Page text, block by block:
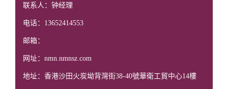
联系人：钟经理
电话：13652414553
邮箱：
网址：nmn.nmnsz.com
地址：香港沙田火炭坳背灣街38-40號華衛工貿中心14樓